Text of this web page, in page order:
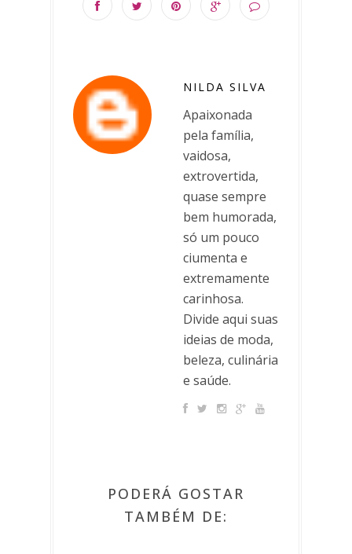
NILDA SILVA
Apaixonada
pela família,
vaidosa,
extrovertida,
quase sempre
bem humorada,
só um pouco
ciumenta e
extremamente
carinhosa.
Divide aqui suas
ideias de moda,
beleza, culinária
e saúde.
PODERÁ GOSTAR
TAMBÉM DE: